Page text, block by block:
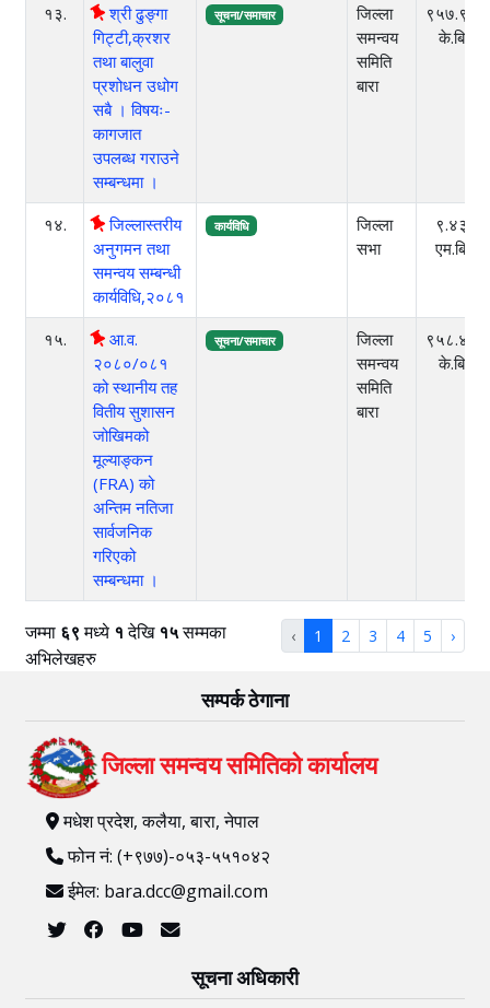
१३.
श्री ढुङ्गा
गिट्टी,क्रशर
तथा बालुवा
प्रशोधन उधोग
सबै । विषयः-
कागजात
उपलब्ध गराउने
सम्बन्धमा ।
सूचना/समाचार
जिल्ला
समन्वय
समिति
बारा
९५७.९२
के.बि
१४.
जिल्लास्तरीय
अनुगमन तथा
समन्वय सम्बन्धी
कार्यविधि,२०८१
कार्यविधि
जिल्ला
सभा
९.४३
एम.बि.
१५.
आ.व.
२०८०/०८१
को स्थानीय तह
वितीय सुशासन
जोखिमको
मूल्याङ्कन
(FRA) को
अन्तिम नतिजा
सार्वजनिक
गरिएको
सम्बन्धमा ।
सूचना/समाचार
जिल्ला
समन्वय
समिति
बारा
९५८.४०
के.बि
जम्मा ६९मध्ये १देखि१५सम्मका
अभिलेखहरु
‹ 1 2 3 4 5 ›
सम्पर्क ठेगाना
जिल्ला समन्वय समितिको कार्यालय
मधेश प्रदेश, कलैया, बारा, नेपाल
फोन नं: (+९७७)-०५३-५५१०४२
ईमेल: bara.dcc@gmail.com
सूचना अधिकारी